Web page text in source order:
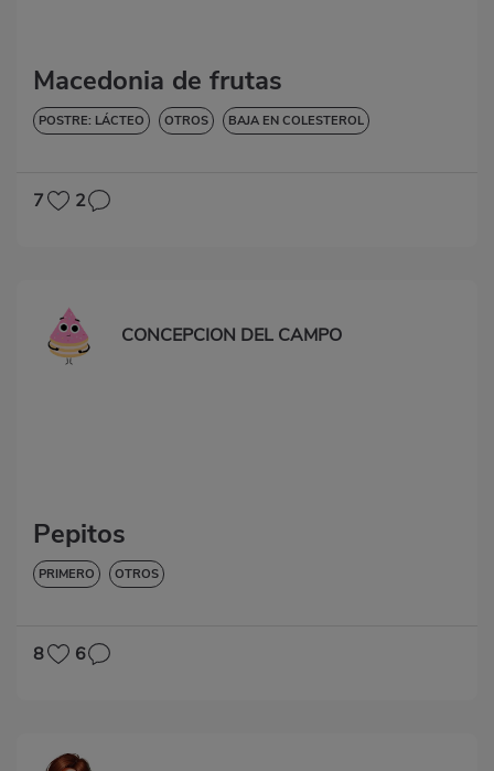
Macedonia de frutas
POSTRE: LÁCTEO OTROS BAJA EN COLESTEROL
7 2
CONCEPCION DEL CAMPO
Pepitos
PRIMERO OTROS
8 6